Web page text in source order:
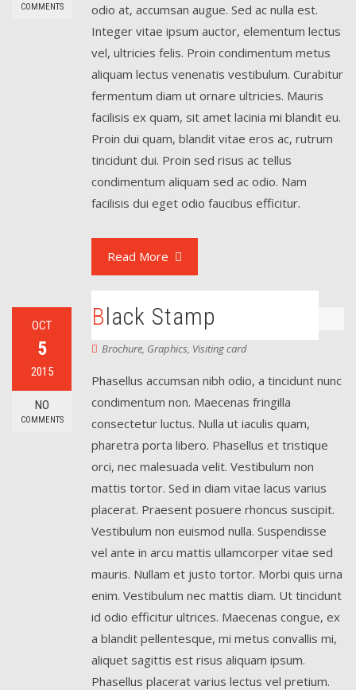
COMMENTS
odio at, accumsan augue. Sed ac nulla est.
Integer vitae ipsum auctor, elementum lectus
vel, ultricies felis. Proin condimentum metus
aliquam lectus venenatis vestibulum. Curabitur
fermentum diam ut ornare ultricies. Mauris
facilisis ex quam, sit amet lacinia mi blandit eu.
Proin dui quam, blandit vitae eros ac, rutrum
tincidunt dui. Proin sed risus ac tellus
condimentum aliquam sed ac odio. Nam
facilisis dui eget odio faucibus efficitur.
Read More
OCT
5
2015
NO
COMMENTS
Black Stamp
Brochure, Graphics, Visiting card
Phasellus accumsan nibh odio, a tincidunt nunc
condimentum non. Maecenas fringilla
consectetur luctus. Nulla ut iaculis quam,
pharetra porta libero. Phasellus et tristique
orci, nec malesuada velit. Vestibulum non
mattis tortor. Sed in diam vitae lacus varius
placerat. Praesent posuere rhoncus suscipit.
Vestibulum non euismod nulla. Suspendisse
vel ante in arcu mattis ullamcorper vitae sed
mauris. Nullam et justo tortor. Morbi quis urna
enim. Vestibulum nec mattis diam. Ut tincidunt
id odio efficitur ultrices. Maecenas congue, ex
a blandit pellentesque, mi metus convallis mi,
aliquet sagittis est risus aliquam ipsum.
Phasellus placerat varius lectus vel pretium.